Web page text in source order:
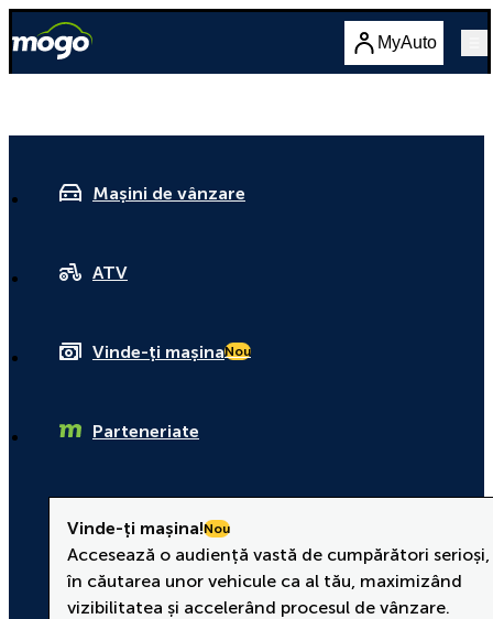
MyAuto
Mașini de vânzare
ATV
Vinde-ți mașinaNou
Parteneriate
Vinde-ți mașina!Nou
Accesează o audiență vastă de cumpărători
în căutarea unor vehicule ca al tău, maximizând
vizibilitatea și accelerând procesul de vânzare.